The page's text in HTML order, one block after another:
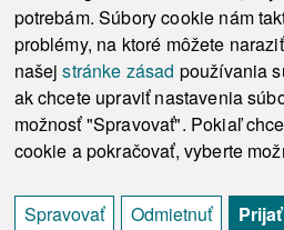
potrebám. Súbory cookie nám
problémy, na ktoré môžete
našejstránke zásad používania
ak chcete upraviť nastavenia
možnosť "Spravovať". Pokiaľ
cookie a pokračovať, vyberte
Spravovať Odmietnuť Prijať
© 2021-2026 ku.sk. Všetky práva vyhradené.
Vyhlásenie o prístupnosti
This site is protected by reCAPTCHA and the
Service